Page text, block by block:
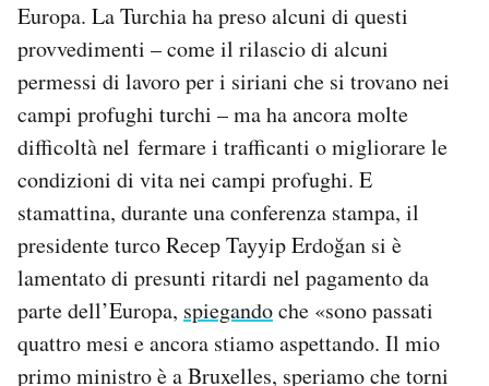
Europa. La Turchia ha preso alcuni di questi
provvedimenti – come il rilascio di alcuni
permessi di lavoro per i siriani che si trovano nei
campi profughi turchi – ma ha ancora molte
difficoltà nel fermare i trafficanti o migliorare le
condizioni di vita nei campi profughi. E
stamattina, durante una conferenza stampa, il
presidente turco Recep Tayyip Erdoğan si è
lamentato di presunti ritardi nel pagamento da
parte dell’Europa, spiegandoche «sono passati
quattro mesi e ancora stiamo aspettando. Il mio
primo ministro è a Bruxelles, speriamo che torni